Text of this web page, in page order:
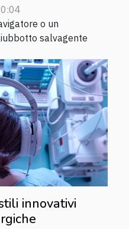
o un
salvagente
innovativi